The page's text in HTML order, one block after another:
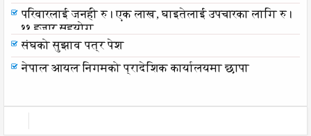
परिवारलाई जनही रु। एक लाख, घाइतेलाई उपचारका लागि रु।
११ हजार सहयोग
संघको सुझाव पत्र पेश
नेपाल आयल निगमको प्रादेशिक कार्यालयमा छापा